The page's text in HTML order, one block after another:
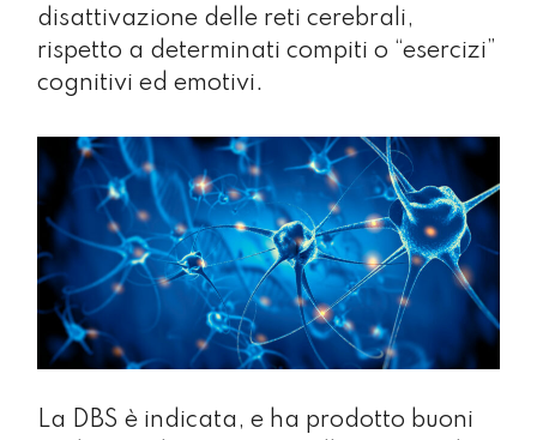
disattivazione delle reti cerebrali,
rispetto a determinati compiti o “esercizi”
cognitivi ed emotivi.
La DBS è indicata, e ha prodotto buoni